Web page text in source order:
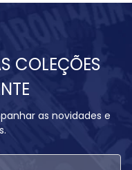
COLEÇÕES
as novidades e